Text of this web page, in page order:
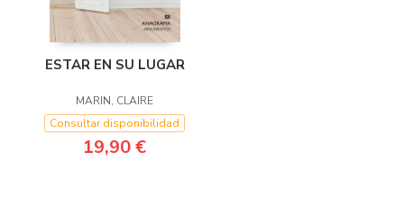
ESTAR EN SU LUGAR
MARIN, CLAIRE
Consultar disponibilidad
19,90 €